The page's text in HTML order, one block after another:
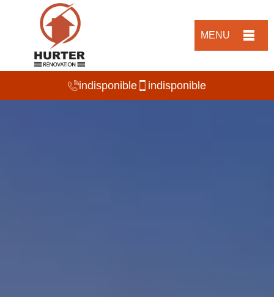
MENU
indisponible indisponible